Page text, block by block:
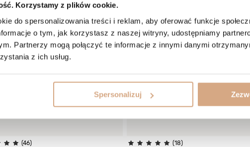
Korzystamy z plików cookie.
do spersonalizowania treści i reklam, aby oferować funkcje
o tym, jak korzystasz z naszej witryny, udostępniamy
Partnerzy mogą połączyć te informacje z innymi danymi
z ich usług.
Spersonalizuj
(46) (18)